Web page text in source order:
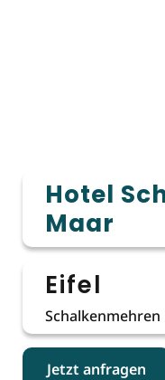
Hotel
Maar
Eifel
Schalkenmehren
Jetzt anfragen